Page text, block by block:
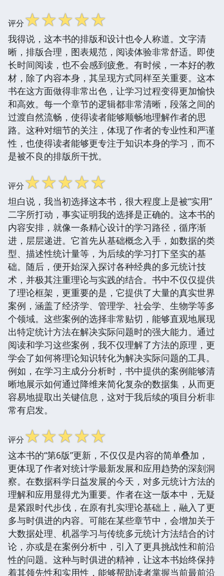
评分☆☆☆☆☆
我得说，这本书的排版和设计也令人称道。文字清
晰，排版合理，图表规范，阅读体验非常舒适。即使
长时间阅读，也不会感到疲惫。有时候，一本好的教
材，除了内容本身，其呈现方式同样至关重要。这本
书在这方面做得非常出色，让学习过程变得更加愉快
和高效。每一个章节的逻辑都非常清晰，段落之间的
过渡自然流畅，使得读者能够顺畅地理解作者的思
路。这种对细节的关注，体现了作者的专业性和严谨
性，也使得读者能够更专注于知识本身的学习，而不
是被不良的排版所干扰。
评分☆☆☆☆☆
坦白说，我当初选择这本书，很大程度上是被“实用”
二字所打动，事实证明我的选择是正确的。这本书的
内容安排，就像一条精心设计的学习路径，循序渐
进，层层递进。它首先从基础概念入手，如数据的类
型、描述性统计量等，为后续的学习打下坚实的基
础。随后，便开始深入探讨各种经典的多元统计技
术，并极其注重理论与实践的结合。书中不仅仅提供
了理论框架，更重要的是，它提供了大量的真实世界
案例，涵盖了经济学、管理学、社会学、生物学等多
个领域。这些案例的选择非常贴切，能够直观地展现
出特定统计方法在解决实际问题时的强大能力。通过
阅读和学习这些案例，我不仅理解了方法的原理，更
学会了如何将理论知识转化为解决实际问题的工具。
例如，在学习主成分分析时，书中提供的案例能够清
晰地展示如何通过降维来简化复杂的数据集，从而更
容易地提取出关键信息，这对于我后续的项目分析非
常有启发。
评分☆☆☆☆☆
这本书的“第6版”更新，不仅仅是内容的简单叠加，
更体现了作者对统计学最新发展和应用趋势的深刻洞
察。在数据科学日益发展的今天，对多元统计方法的
理解和应用显得尤为重要。作者在这一版本中，无疑
是紧跟时代步伐，在原有扎实理论基础上，融入了更
多与时俱进的内容。可能在某些章节中，会增加关于
大数据处理、机器学习与传统多元统计方法结合的讨
论，亦或是在案例分析中，引入了更具挑战性和前沿
性的问题。这种与时俱进的精神，让这本书始终保持
着其领先性和实用性，能够帮助读者掌握当前最前沿